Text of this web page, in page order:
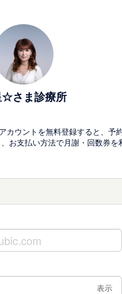
☆さま診療所
カウントを無料登録すると、予
お支払い方法で月謝・回数券を
表示